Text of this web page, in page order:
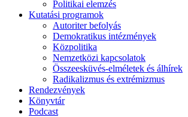
Politikai elemzés
Kutatási programok
Autoriter befolyás
Demokratikus intézmények
Közpolitika
Nemzetközi kapcsolatok
Összeesküvés-elméletek és álhírek
Radikalizmus és extrémizmus
Rendezvények
Könyvtár
Podcast